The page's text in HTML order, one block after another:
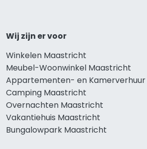
Wij zijn er voor
Winkelen Maastricht
Meubel-Woonwinkel Maastricht
Appartementen- en
Camping Maastricht
Overnachten Maastricht
Vakantiehuis Maastricht
Bungalowpark Maastricht